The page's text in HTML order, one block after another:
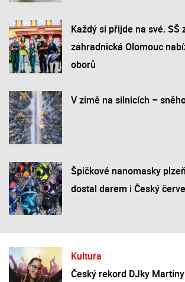
Každý si přijde na své. SŠ
zahradnická Olomouc
oborů
V zimě na silnicích –
Špičkové nanomasky
dostal darem i Český
Kultura
Český rekord DJky